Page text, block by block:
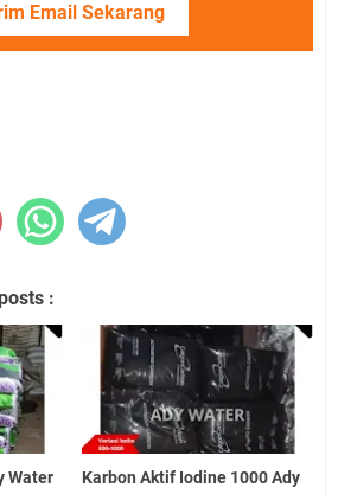
Email Sekarang
:
Water
Karbon Aktif Iodine 1000 Ady